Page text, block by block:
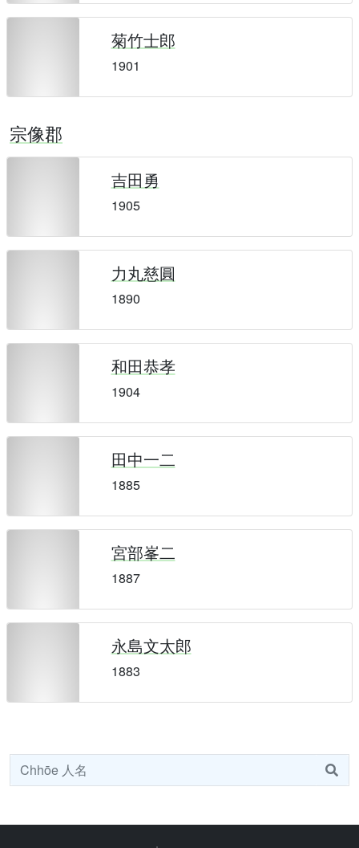
菊竹士郎
1901
宗像郡
吉田勇
1905
力丸慈圓
1890
和田恭孝
1904
田中一二
1885
宮部峯二
1887
永島文太郎
1883